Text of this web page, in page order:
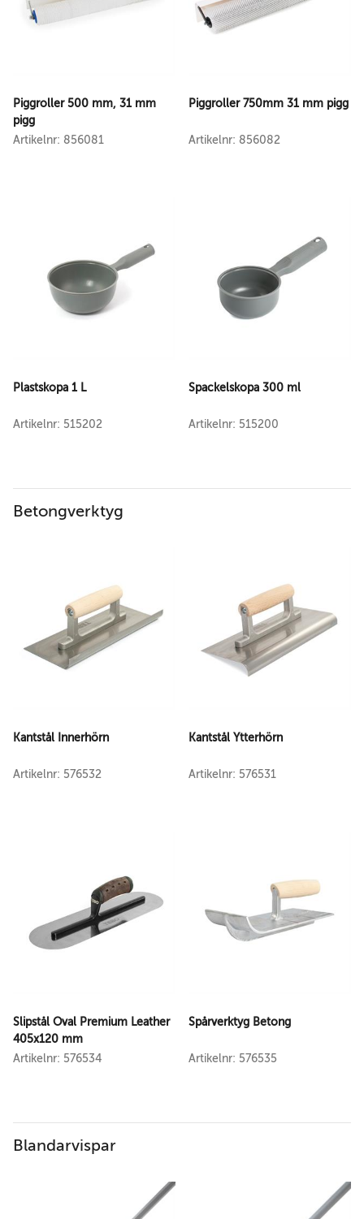
Piggroller 500 mm, 31 mm
pigg
Artikelnr: 856081
Piggroller 750mm 31 mm pigg
Artikelnr: 856082
Plastskopa 1 L
Artikelnr: 515202
Spackelskopa 300 ml
Artikelnr: 515200
Betongverktyg
Kantstål Innerhörn
Artikelnr: 576532
Kantstål Ytterhörn
Artikelnr: 576531
Slipstål Oval Premium Leather
405x120 mm
Artikelnr: 576534
Spårverktyg Betong
Artikelnr: 576535
Blandarvispar